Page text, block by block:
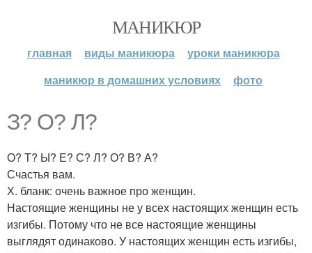
МАНИКЮР
главная виды маникюра
уроки маникюра
маникюр в домашних условиях
фото
З? О? Л?
О? Т? Ы? Е? С? Л? О? В? А?
Счастья вам.
Х. бланк: очень важное про женщин.
Настоящие женщины не у всех настоящих женщин есть
изгибы. Потому что не все настоящие женщины
выглядят одинаково. У настоящих женщин есть изгибы,